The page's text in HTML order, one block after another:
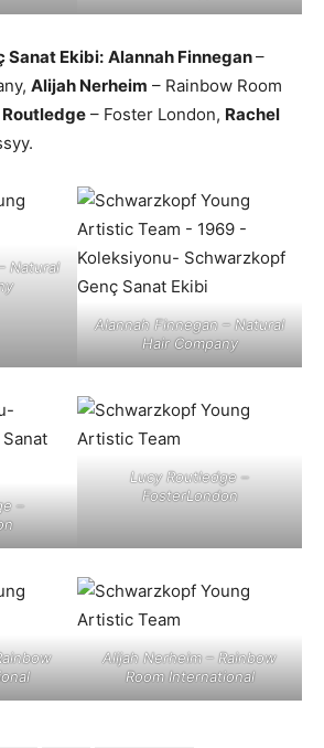
Sanat Ekibi: Alannah Finnegan–
Alijah Nerheim – Rainbow Room
– Foster London, Rachel
Natural
Alannah Finnegan – Natural
Hair Company
–
Lucy Routledge –
FosterLondon
Alijah Nerheim – Rainbow
Room International